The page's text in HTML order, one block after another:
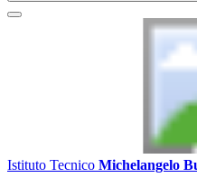
Istituto Tecnico Michelangelo